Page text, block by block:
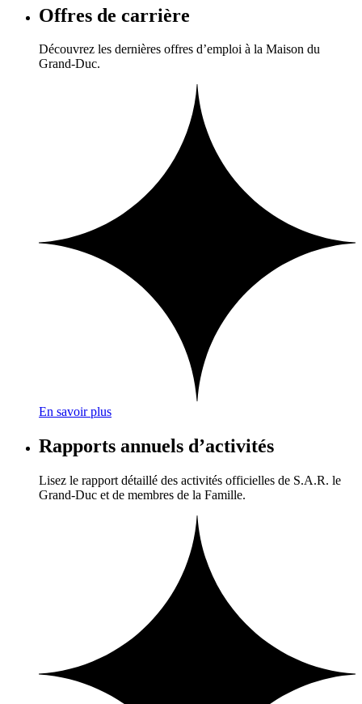
Offres de carrière
Découvrez les dernières offres d’emploi à la Maison du
Grand-Duc.
En savoir plus
Rapports annuels d’activités
Lisez le rapport détaillé des activités officielles de S.A.R. le
Grand-Duc et de membres de la Famille.